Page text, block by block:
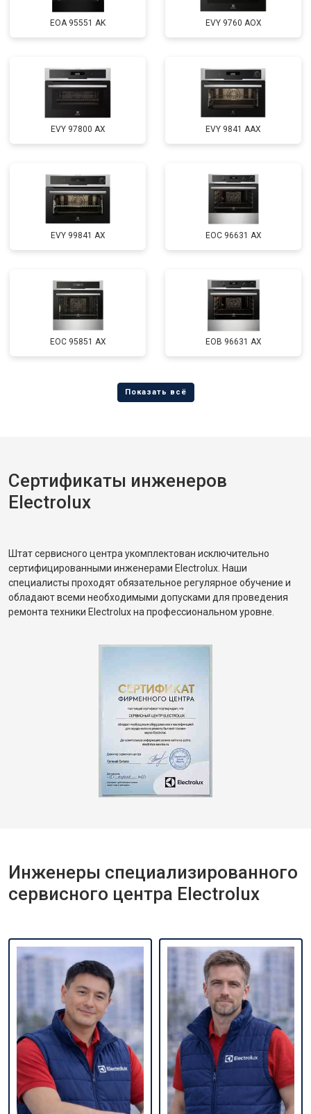
EOA 95551 AK EVY 9760 AOX
EVY 97800 AX EVY 9841 AAX
EVY 99841 AX EOC 96631 AX
EOC 95851 AX EOB 96631 AX
Сертификаты инженеров
Electrolux
Штат сервисного центра укомплектован исключительно
сертифицированными инженерами Electrolux. Наши
специалисты проходят обязательное регулярное обучение и
обладают всеми необходимыми допусками для проведения
ремонта техники Electrolux на профессиональном уровне.
Инженеры специализированного
сервисного центра Electrolux